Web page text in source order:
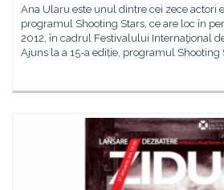
Ana Ularu este unul dintre cei zece actori
programul Shooting Stars, ce are loc în
2012, în cadrul Festivalului Internaţional
Ajuns la a 15-a ediție, programul Shooting